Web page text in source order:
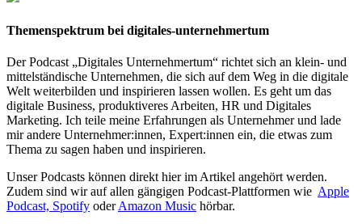
Themenspektrum bei digitales-unternehmertum
Der Podcast „Digitales Unternehmertum“ richtet sich an klein- und
mittelständische Unternehmen, die sich auf dem Weg in die digitale
Welt weiterbilden und inspirieren lassen wollen. Es geht um das
digitale Business, produktiveres Arbeiten, HR und Digitales
Marketing. Ich teile meine Erfahrungen als Unternehmer und lade
mir andere Unternehmer:innen, Expert:innen ein, die etwas zum
Thema zu sagen haben und inspirieren.
Unser Podcasts können direkt hier im Artikel angehört werden.
Zudem sind wir auf allen gängigen Podcast-Plattformen wie Apple
Podcast, Spotify oderAmazon Music hörbar.